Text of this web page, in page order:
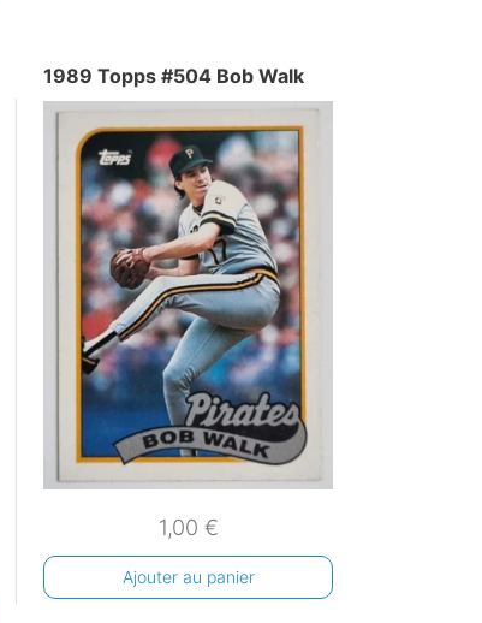
1989 Topps #504 Bob Walk
1,00 €
Ajouter au panier